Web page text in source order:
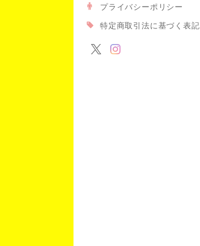
プライバシーポリシー
特定商取引法に基づく表記